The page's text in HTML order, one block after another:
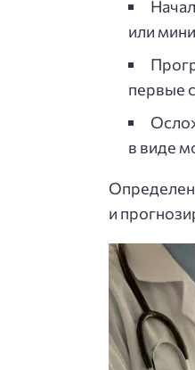
или
первые
в виде
и